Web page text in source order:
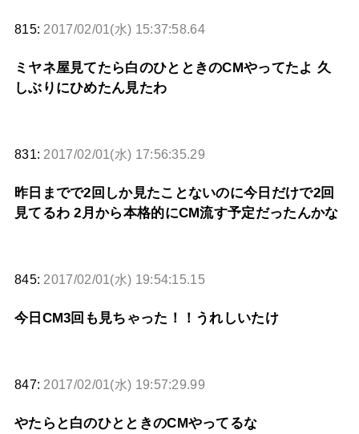
815: 2017/02/01(水) 15:37:58.64
ミヤネ屋見てたら白のひとときのCMやってたよ 久
しぶりにひめたん見たわ
831: 2017/02/01(水) 17:56:35.29
昨日までで2回しか見たことないのに今日だけで2回
見てるわ 2月から本格的にCM流す予定だったんかな
845: 2017/02/01(水) 19:54:15.15
今日CM3回も見ちゃった！！うれしいたけ
847: 2017/02/01(水) 19:57:29.99
やたらと白のひとときのCMやってるな